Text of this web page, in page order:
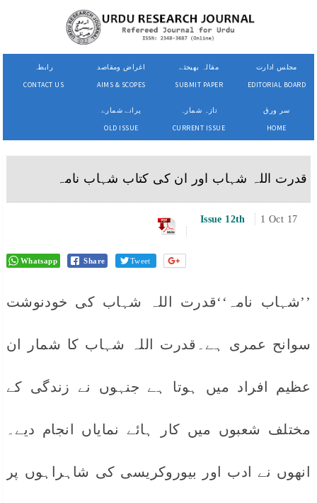
رابطہ
CONTACT US
اغراض ومقاصد
AIMS & SCOPES
مقالہ بھیجئے
SUBMIT PAPER
مجلس ادارت
EDITORIAL BOARD
پرانے شمارے
OLD ISSUE
تازہ شمارہ
CURRENT ISSUE
سر ورق
HOME
قدرت اللہ شہاب اور ان کی کتاب شہاب نامہ
Issue 12th 1 Oct 17
Whatsapp Share Tweet
’’شہاب نامہ‘‘قدرت اللہ شہاب کی خودنوشت
سوانح عمری ہے۔قدرت اللہ شہاب کا شمار ان
عظیم افراد میں ہوتا ہے جنہوں نے زندگی کے
مختلف شعبوں میں کار ہائے نمایاں انجام دیے۔
انھوں نے ادب اور بیوروکریسی کی شاہراہوں پر